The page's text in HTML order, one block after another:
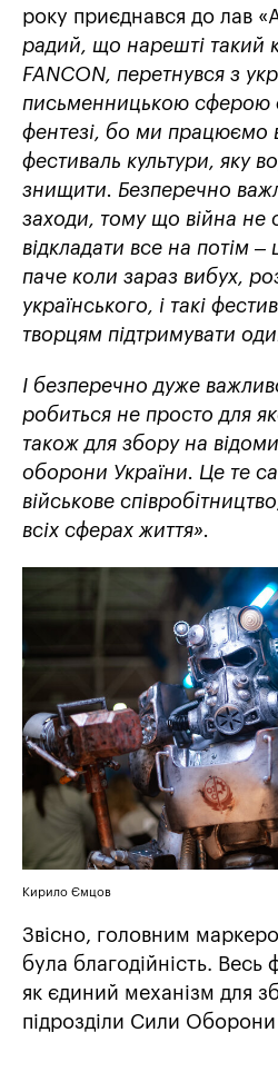
року приєднався до лав
радий, що нарешті такий
FANCON, перетнувся з
письменницькою сферою
фентезі, бо ми працюємо
фестиваль культури, яку
знищити. Безперечно
заходи, тому що війна не
відкладати все на потім
паче коли зараз вибух,
українського, і такі
творцям підтримувати
І безперечно дуже
робиться не просто для
також для збору на
оборони України. Це те
військове
всіх сферах життя».
Кирило Ємцов
Звісно, головним
була благодійність.
як єдиний механізм для
підрозділи Сили Оборони